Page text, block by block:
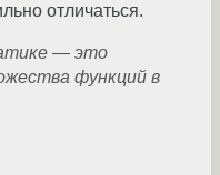
отличаться.
— это
функций в